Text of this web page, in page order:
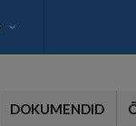
DOKUMENDID